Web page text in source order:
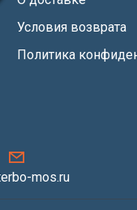
Условия возврата
Политика
mos.ru